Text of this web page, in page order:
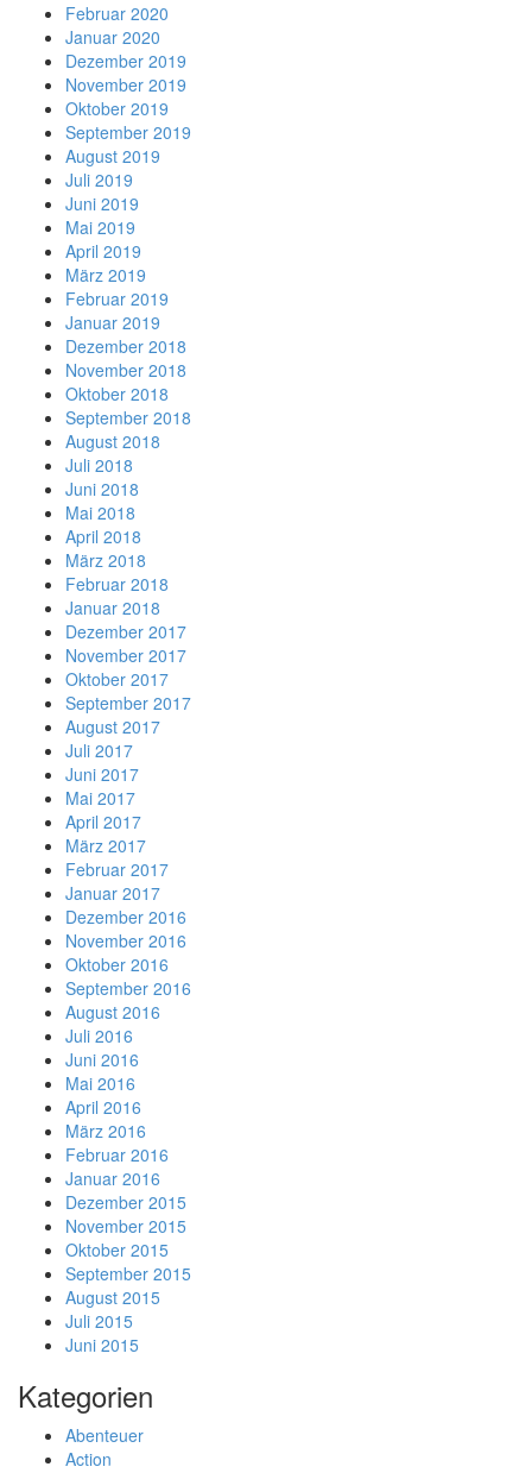
Februar 2020
Januar 2020
Dezember 2019
November 2019
Oktober 2019
September 2019
August 2019
Juli 2019
Juni 2019
Mai 2019
April 2019
März 2019
Februar 2019
Januar 2019
Dezember 2018
November 2018
Oktober 2018
September 2018
August 2018
Juli 2018
Juni 2018
Mai 2018
April 2018
März 2018
Februar 2018
Januar 2018
Dezember 2017
November 2017
Oktober 2017
September 2017
August 2017
Juli 2017
Juni 2017
Mai 2017
April 2017
März 2017
Februar 2017
Januar 2017
Dezember 2016
November 2016
Oktober 2016
September 2016
August 2016
Juli 2016
Juni 2016
Mai 2016
April 2016
März 2016
Februar 2016
Januar 2016
Dezember 2015
November 2015
Oktober 2015
September 2015
August 2015
Juli 2015
Juni 2015
Kategorien
Abenteuer
Action